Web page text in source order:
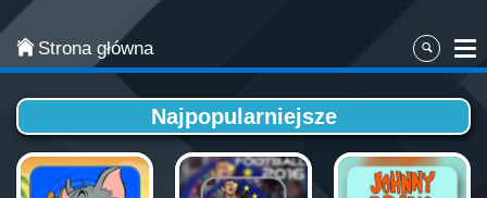
Strona główna
Najpopularniejsze
Gry akcji
Sport
Przygodowe
Gry planszowe i karciane